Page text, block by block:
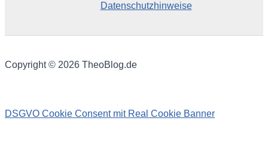
Datenschutzhinweise
Copyright © 2026 TheoBlog.de
DSGVO Cookie Consent mit Real Cookie Banner